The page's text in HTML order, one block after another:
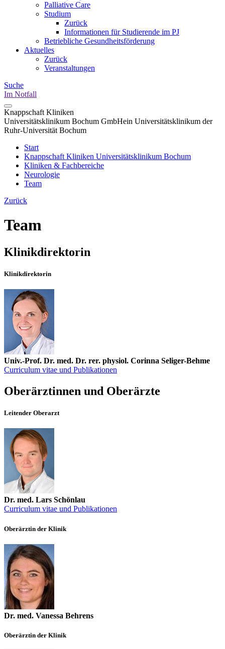
Palliative Care
Studium
Zurück
Informationen für Studierende im PJ
Betriebliche Gesundheitsförderung
Aktuelles
Zurück
Veranstaltungen
Suche
Im Notfall
Knappschaft Kliniken
Universitätsklinikum Bochum GmbHein Universitätsklinikum der
Ruhr-Universität Bochum
Start
Knappschaft Kliniken Universitätsklinikum Bochum
Kliniken & Fachbereiche
Neurologie
Team
Zurück
Team
Klinikdirektorin
Klinikdirektorin
Univ.-Prof. Dr. med. Dr. rer. physiol. Corinna Seliger-Behme
Curriculum vitae und Publikationen
Oberärztinnen und Oberärzte
Leitender Oberarzt
Dr. med. Lars Schönlau
Curriculum vitae und Publikationen
Oberärztin der Klinik
Dr. med. Vanessa Behrens
Oberärztin der Klinik